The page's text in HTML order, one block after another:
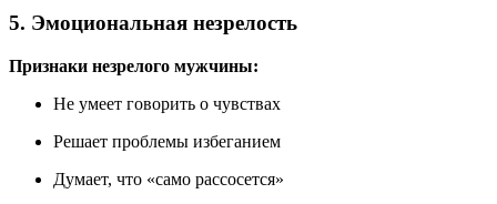
5. Эмоциональная незрелость
Признаки незрелого мужчины:
Не умеет говорить о чувствах
Решает проблемы избеганием
Думает, что «само рассосется»